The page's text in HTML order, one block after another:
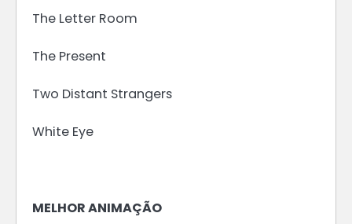
The Letter Room
The Present
Two Distant Strangers
White Eye
MELHOR ANIMAÇÃO